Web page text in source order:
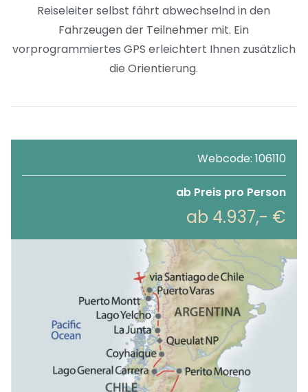
Reiseleiter selbst fährt abwechselnd in den
Fahrzeugen der Teilnehmer mit. Ein
vorprogrammiertes GPS erleichtert Ihnen zusätzlich
die Orientierung.
Webcode: 106110
ab Preis pro Person
ab 4.937,- €